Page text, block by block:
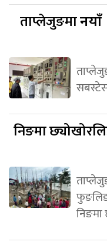
ताप्लेजुङमानयाँ
निङमा